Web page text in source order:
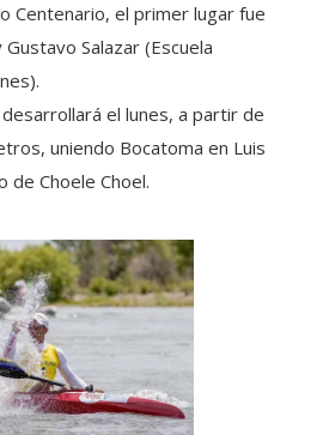
Centenario, el primer lugar fue
Salazar (Escuela
el lunes, a partir de
uniendo Bocatoma en Luis
de Choele Choel.